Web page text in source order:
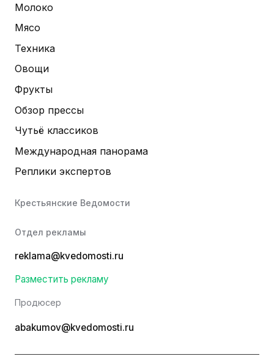
Молоко
Мясо
Техника
Овощи
Фрукты
Обзор прессы
Чутьё классиков
Международная панорама
Реплики экспертов
Крестьянские Ведомости
Отдел рекламы
reklama@kvedomosti.ru
Разместить рекламу
Продюсер
abakumov@kvedomosti.ru